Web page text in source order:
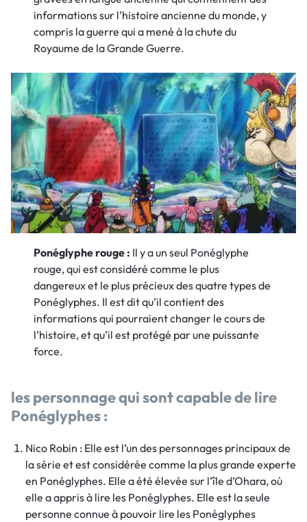
informations sur l’histoire ancienne du monde, y
compris la guerre qui a mené à la chute du
Royaume de la Grande Guerre.
Ponéglyphe rouge : Il y a un seul Ponéglyphe
rouge, qui est considéré comme le plus
dangereux et le plus précieux des quatre types de
Ponéglyphes. Il est dit qu’il contient des
informations qui pourraient changer le cours de
l’histoire, et qu’il est protégé par une puissante
force.
les personnage qui sont capable de lire
Ponéglyphes :
Nico Robin : Elle est l’un des personnages principaux de
la série et est considérée comme la plus grande experte
en Ponéglyphes. Elle a été élevée sur l’île d’Ohara, où
elle a appris à lire les Ponéglyphes. Elle est la seule
personne connue à pouvoir lire les Ponéglyphes